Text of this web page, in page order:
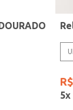
R$
5x